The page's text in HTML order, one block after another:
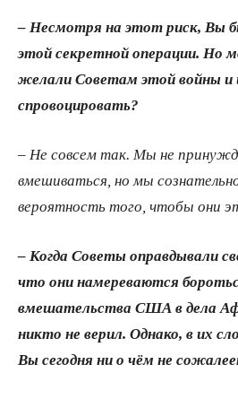
– Несмотря на этот риск, Вы
этой секретной операции.
желали Советам этой войны и
спровоцировать?
– Не совсем так. Мы не
вмешиваться, но мы
вероятность того, чтобы они
– Когда Советы оправдывали
что они намереваются
вмешательства США в дела
никто не верил. Однако, в их
Вы сегодня ни о чём не